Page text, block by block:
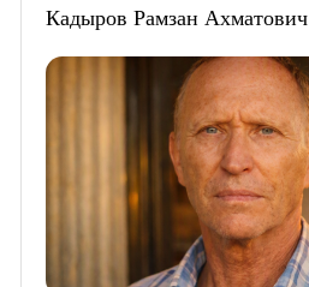
Кадыров Рамзан Ахматович